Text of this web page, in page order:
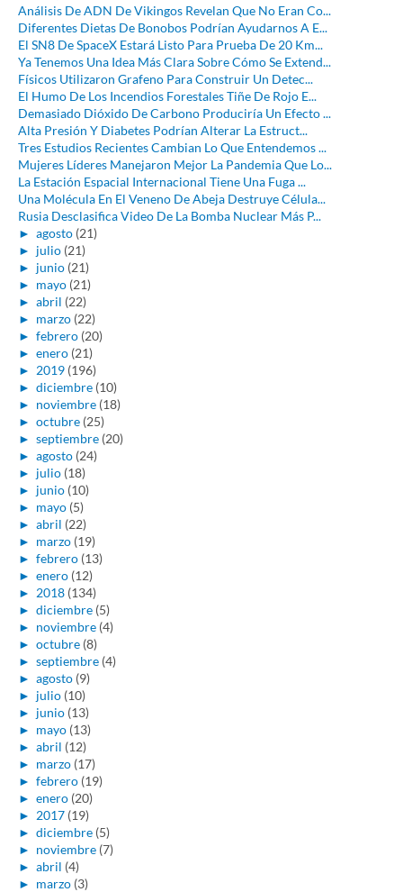
Análisis De ADN De Vikingos Revelan Que No Eran Co...
Diferentes Dietas De Bonobos Podrían Ayudarnos A E...
El SN8 De SpaceX Estará Listo Para Prueba De 20 Km...
Ya Tenemos Una Idea Más Clara Sobre Cómo Se Extend...
Físicos Utilizaron Grafeno Para Construir Un Detec...
El Humo De Los Incendios Forestales Tiñe De Rojo E...
Demasiado Dióxido De Carbono Produciría Un Efecto ...
Alta Presión Y Diabetes Podrían Alterar La Estruct...
Tres Estudios Recientes Cambian Lo Que Entendemos ...
Mujeres Líderes Manejaron Mejor La Pandemia Que Lo...
La Estación Espacial Internacional Tiene Una Fuga ...
Una Molécula En El Veneno De Abeja Destruye Célula...
Rusia Desclasifica Video De La Bomba Nuclear Más P...
► agosto (21)
► julio (21)
► junio (21)
► mayo (21)
► abril (22)
► marzo (22)
► febrero (20)
► enero (21)
► 2019 (196)
► diciembre (10)
► noviembre (18)
► octubre (25)
► septiembre (20)
► agosto (24)
► julio (18)
► junio (10)
► mayo (5)
► abril (22)
► marzo (19)
► febrero (13)
► enero (12)
► 2018 (134)
► diciembre (5)
► noviembre (4)
► octubre (8)
► septiembre (4)
► agosto (9)
► julio (10)
► junio (13)
► mayo (13)
► abril (12)
► marzo (17)
► febrero (19)
► enero (20)
► 2017 (19)
► diciembre (5)
► noviembre (7)
► abril (4)
► marzo (3)